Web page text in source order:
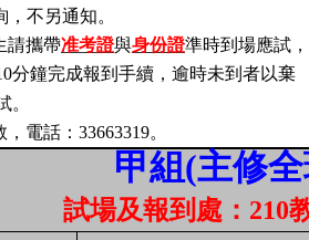
不另通知。
請攜帶准考證與身份證準時到場應試，
分鐘完成報到手續，逾時未到者以棄
。
電話： 33663319。
甲組(主修
試場及報到處： 210